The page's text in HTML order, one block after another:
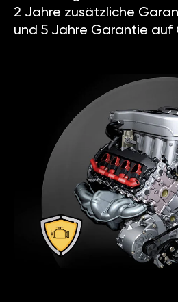
2 Jahre zusätzliche
und 5 Jahre Garantie auf